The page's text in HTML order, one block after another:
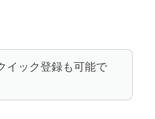
イック登録も可能で